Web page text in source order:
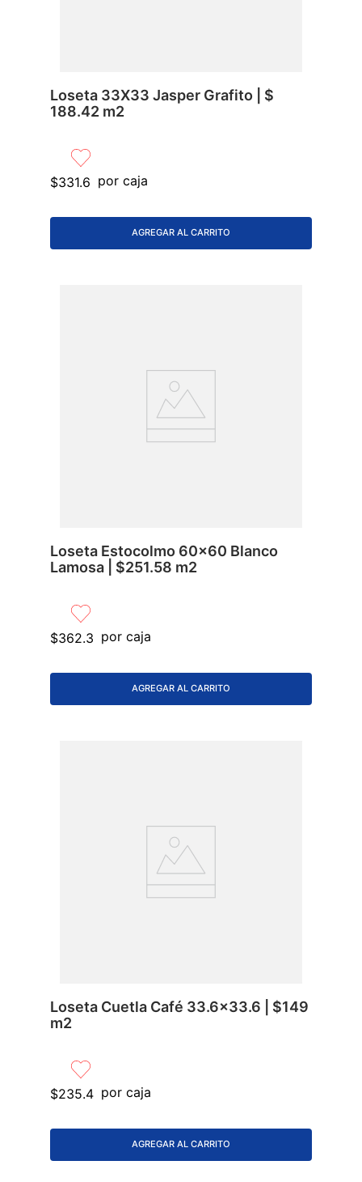
Loseta 33X33 Jasper Grafito | $
188.42 m2
$331.6 por caja
AGREGAR AL CARRITO
Loseta Estocolmo 60x60 Blanco
Lamosa | $251.58 m2
$362.3 por caja
AGREGAR AL CARRITO
Loseta Cuetla Café 33.6x33.6 | $149
m2
$235.4 por caja
AGREGAR AL CARRITO